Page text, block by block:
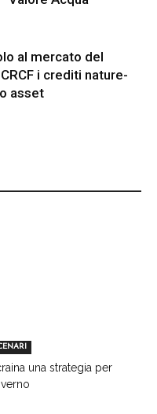
al mercato del
i crediti nature-
asset
una strategia per